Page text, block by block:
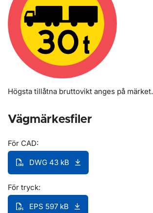
Högsta tillåtna bruttovikt anges på märket.
Vägmärkesfiler
För CAD:
DWG 43 kB
För tryck:
EPS 597 kB